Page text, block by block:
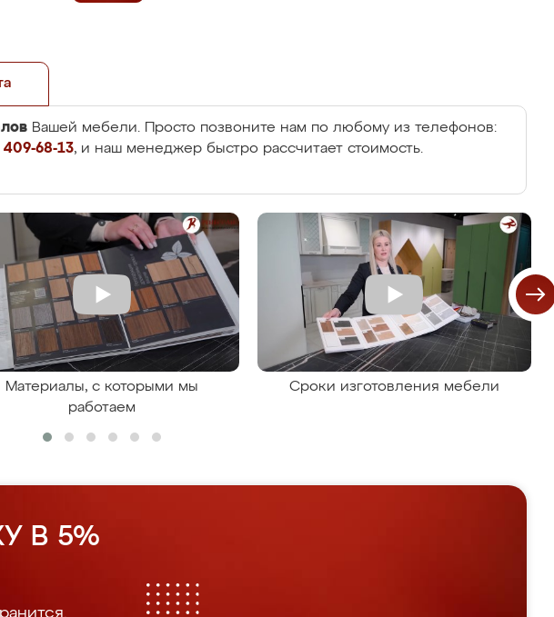
Вашей мебели. Просто позвоните нам по любому из телефонов:
68-13, и наш менеджер быстро рассчитает стоимость.
Материалы, с которыми мы
работаем
Сроки изготовления мебели
В 5%